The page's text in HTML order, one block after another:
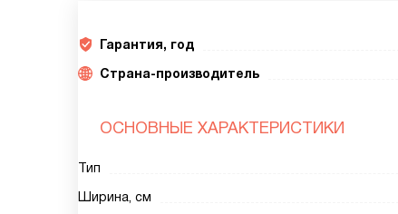
Гарантия, год
Страна-производитель
ОСНОВНЫЕ ХАРАКТЕРИСТИКИ
Тип
Ширина, см